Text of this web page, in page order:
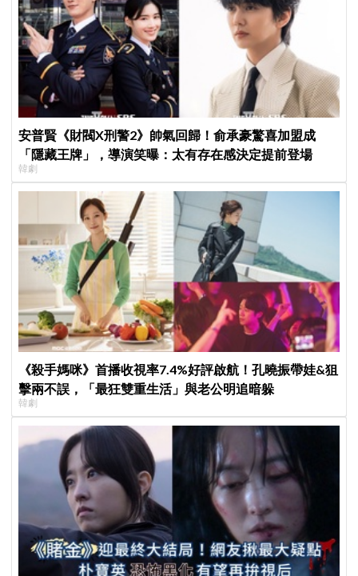
安普賢《財閥X刑警2》帥氣回歸！俞承豪驚喜加盟成
「隱藏王牌」，導演笑曝：太有存在感決定提前登場
韓劇
《殺手媽咪》首播收視率7.4%好評啟航！孔曉振帶娃&狙
擊兩不誤，「最狂雙重生活」與老公明追暗躲
韓劇